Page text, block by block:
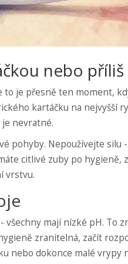
nebo příliš
to je přesně ten moment,
kartáčku na nejvyšší
nevratné.
pohyby. Nepoužívejte silu
citlivé zuby po hygieně,
vrstvu.
mají nízké pH. To
zranitelná, začít
nebo dokonce malé vrypy